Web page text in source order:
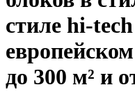
стиле hi-
до 300 м² и